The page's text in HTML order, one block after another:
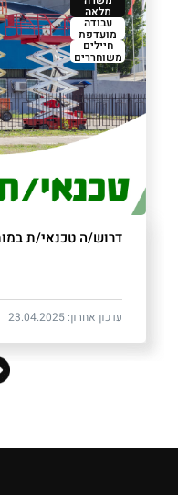
מלאה
עבודה
מועדפת
חיילים
משוחררים
דרוש/ה טכנאי/ת
עדכון אחרון: 23.04.2025